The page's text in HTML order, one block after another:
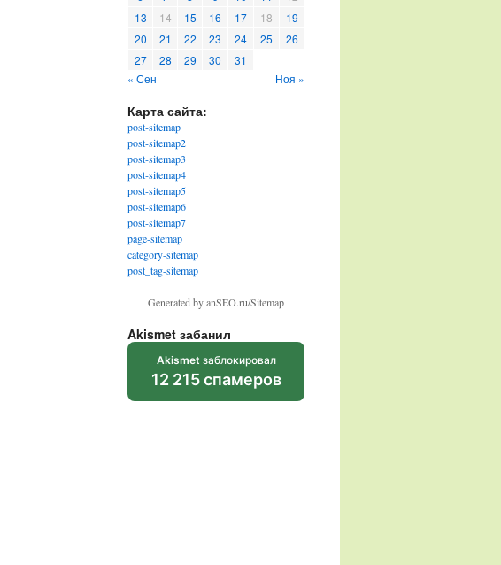
13
14 15 16 17 18
19
20
21 22 23 24 25
26
27
28 29 30
31
« Сен
Ноя »
Карта сайта:
post-sitemap
post-sitemap2
post-sitemap3
post-sitemap4
post-sitemap5
post-sitemap6
post-sitemap7
page-sitemap
category-sitemap
post_tag-sitemap
Generated by anSEO.ru/Sitemap
Akismet забанил
Akismet заблокировал
12 215 спамеров